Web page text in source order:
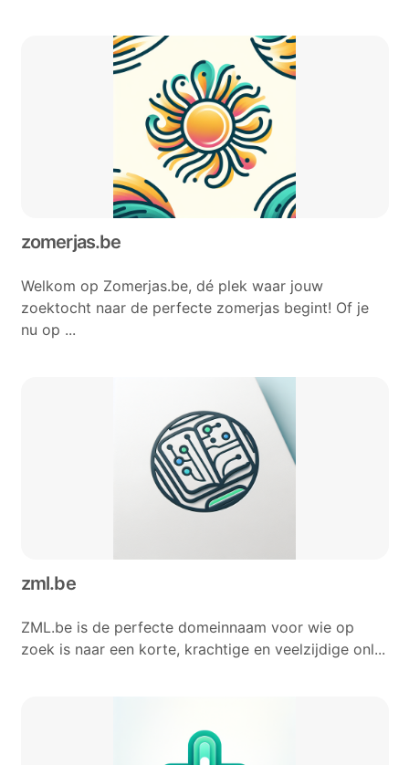
zomerjas.be
Welkom op Zomerjas.be, dé plek waar jouw
zoektocht naar de perfecte zomerjas begint! Of je
nu op ...
zml.be
ZML.be is de perfecte domeinnaam voor wie op
zoek is naar een korte, krachtige en veelzijdige onl...